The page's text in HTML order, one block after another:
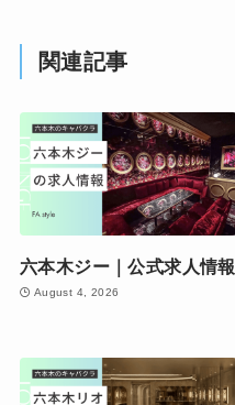
関連記事
六本木ジー｜公式求人情報
August 4, 2026